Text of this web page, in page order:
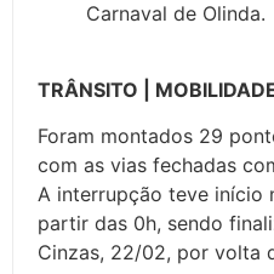
Carnaval de Olinda.
TRÂNSITO |
Foram montados 29
com as vias fechadas
A interrupção teve início
partir das 0h, sendo
Cinzas, 22/02, por volta